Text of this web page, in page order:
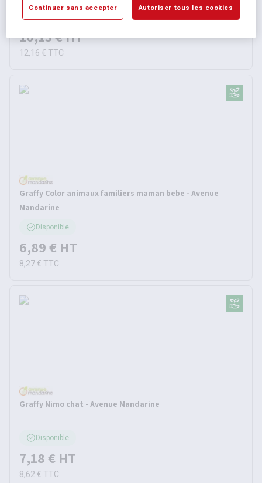
2 autres références
À partir de
10,13 €HT
12,16 € TTC
Graffy Color animaux familiers maman bebe - Avenue
Mandarine
Disponible
6,89 € HT
8,27 € TTC
Graffy Nimo chat - Avenue Mandarine
Disponible
7,18 € HT
8,62 € TTC
Continuer sans accepter Autoriser tous les cookies